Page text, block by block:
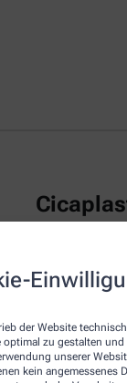
der Website
optimal zu gestalten
unserer
kein
La Roche
irritierte
Die Creme
empfindliche